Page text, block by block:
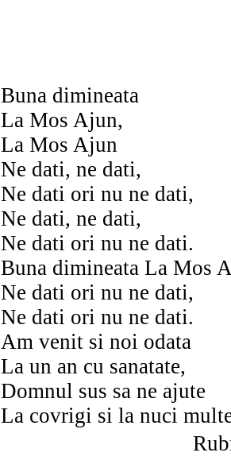
Buna dimineata
La Mos Ajun,
La Mos Ajun
Ne dati, ne dati,
Ne dati ori nu ne dati,
Ne dati, ne dati,
Ne dati ori nu ne dati.
Buna dimineata La Mos
Ne dati ori nu ne dati,
Ne dati ori nu ne dati.
Am venit si noi odata
La un an cu sanatate,
Domnul sus sa ne ajute
La covrigi si la nuci